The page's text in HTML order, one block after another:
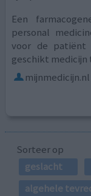
Een
personal
voor de patiënt
geschikt medicijn
mijnmedicijn.nl
Sorteer op
geslacht
algehele